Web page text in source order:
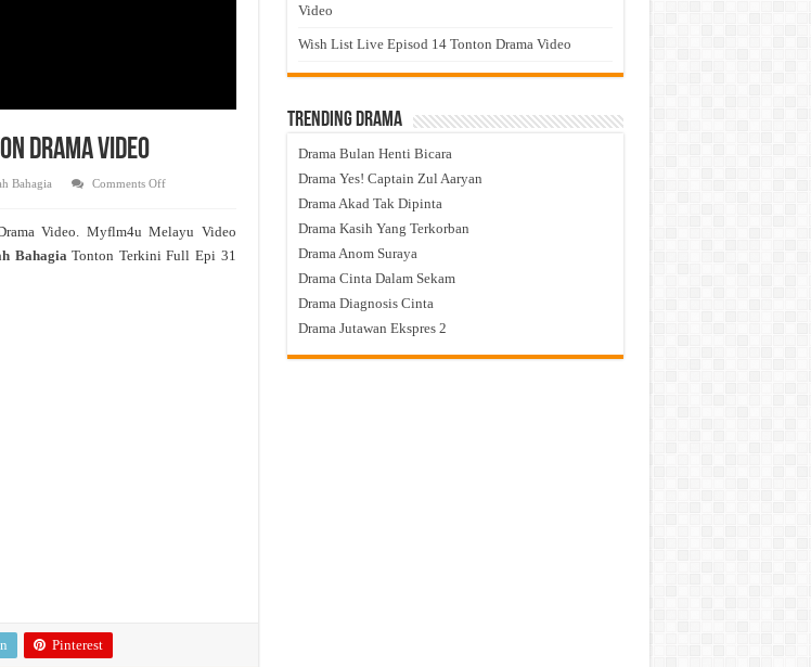
Drama Video
Bahagia Comments Offon
Live
31
Video. Myflm4u Melayu Video
BahagiaTonton Terkini Full Epi 31
Pinterest
Video
Wish List Live Episod 14 Tonton Drama Video
Trending Drama
Drama Bulan Henti Bicara
Drama Yes! Captain Zul Aaryan
Drama Akad Tak Dipinta
Drama Kasih Yang Terkorban
Drama Anom Suraya
Drama Cinta Dalam Sekam
Drama Diagnosis Cinta
Drama Jutawan Ekspres 2